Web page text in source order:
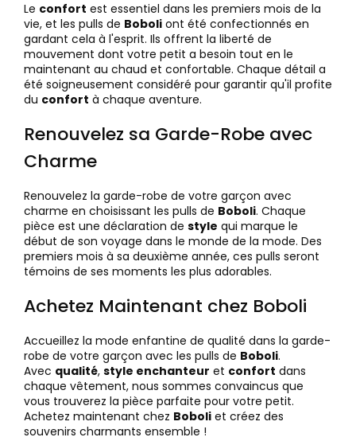
Le confort est essentiel dans les premiers mois de la
vie, et les pulls de Boboli ont été confectionnés en
gardant cela à l'esprit. Ils offrent la liberté de
mouvement dont votre petit a besoin tout en le
maintenant au chaud et confortable. Chaque détail a
été soigneusement considéré pour garantir qu'il profite
du confort à chaque aventure.
Renouvelez sa Garde-Robe avec
Charme
Renouvelez la garde-robe de votre garçon avec
charme en choisissant les pulls de Boboli. Chaque
pièce est une déclaration de style qui marque le
début de son voyage dans le monde de la mode. Des
premiers mois à sa deuxième année, ces pulls seront
témoins de ses moments les plus adorables.
Achetez Maintenant chez Boboli
Accueillez la mode enfantine de qualité dans la garde-
robe de votre garçon avec les pulls de Boboli.
Avec qualité, style enchanteur et confort dans
chaque vêtement, nous sommes convaincus que
vous trouverez la pièce parfaite pour votre petit.
Achetez maintenant chez Boboli et créez des
souvenirs charmants ensemble !